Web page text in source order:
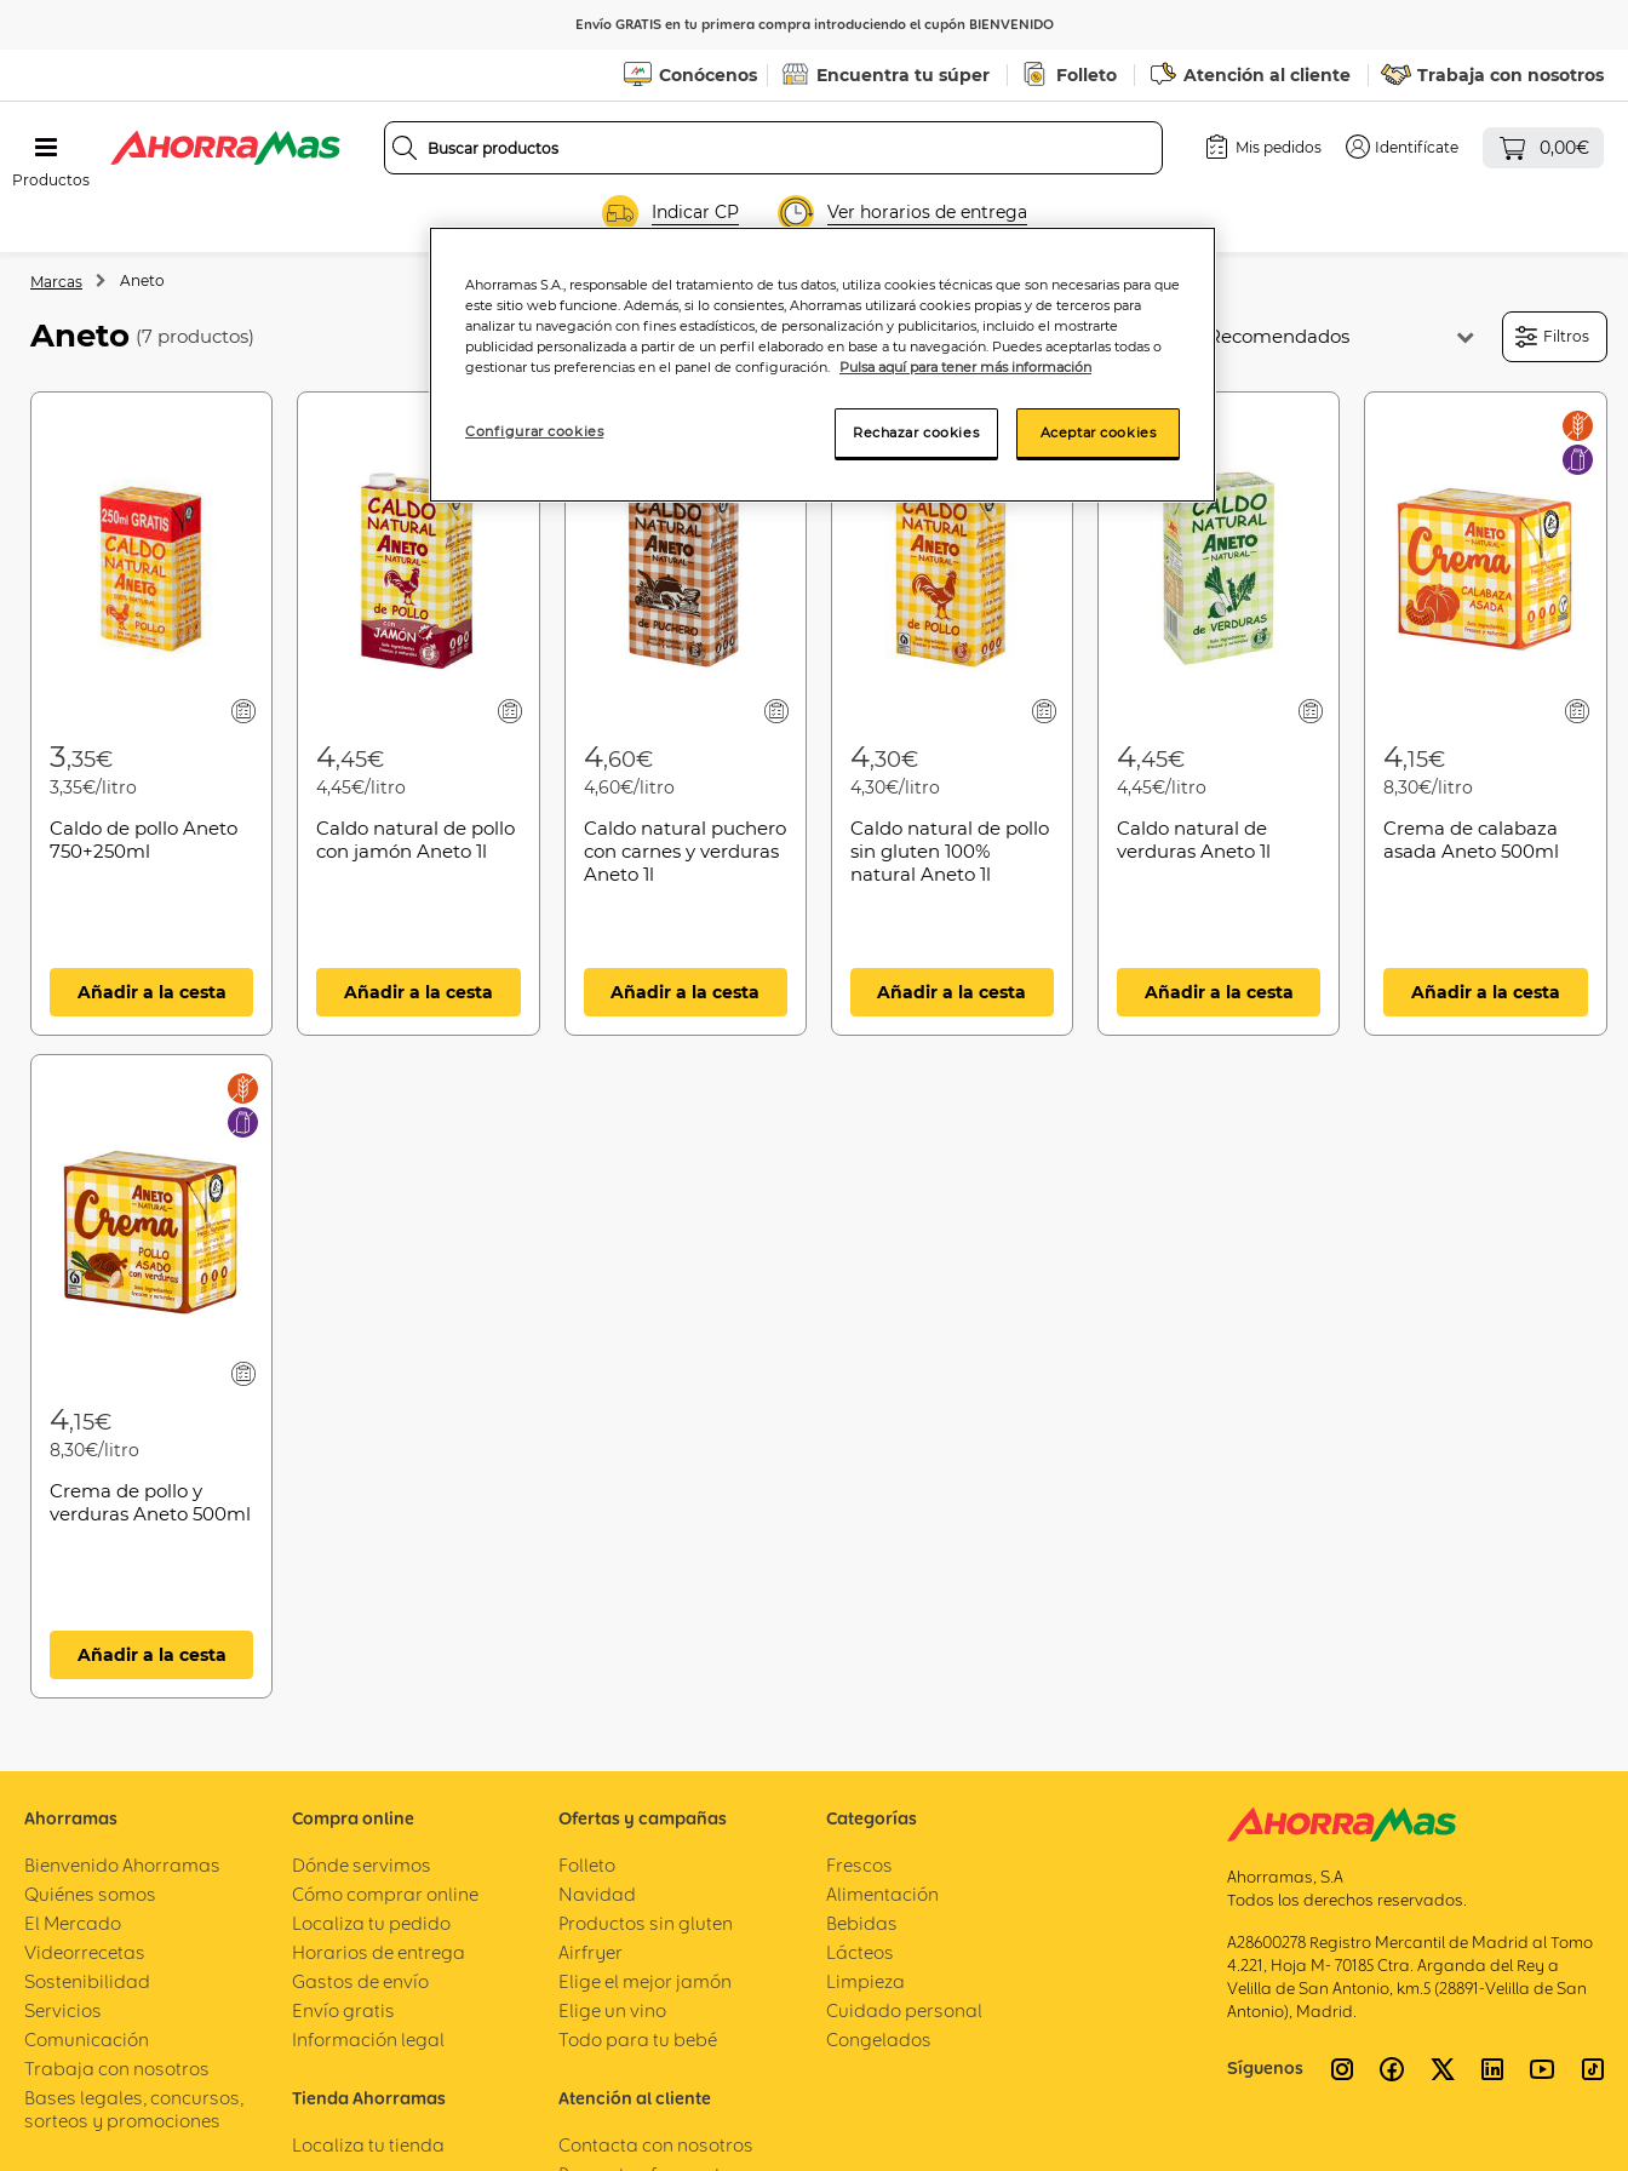
Envío GRATIS en tu primera compra introduciendo el cupón BIENVENIDO
Conócenos Encuentra tu súper Folleto Atención al cliente Trabaja con nosotros
Productos
Mis pedidos Identifícate 0,00€
Indicar CP Ver horarios de entrega
Marcas Aneto
Aneto (7 productos) Ordenar: Filtros
3,35€
3,35€/litro
Caldo de pollo Aneto
750+250ml
Añadir a la cesta
4,45€
4,45€/litro
Caldo natural de pollo
con jamón Aneto 1l
Añadir a la cesta
4,60€
4,60€/litro
Caldo natural puchero
con carnes y verduras
Aneto 1l
Añadir a la cesta
4,30€
4,30€/litro
Caldo natural de pollo
sin gluten 100%
natural Aneto 1l
Añadir a la cesta
4,45€
4,45€/litro
Caldo natural de
verduras Aneto 1l
Añadir a la cesta
4,15€
8,30€/litro
Crema de calabaza
asada Aneto 500ml
Añadir a la cesta
4,15€
8,30€/litro
Crema de pollo y
verduras Aneto 500ml
Añadir a la cesta
Ahorramas
Bienvenido Ahorramas
Quiénes somos
El Mercado
Videorrecetas
Sostenibilidad
Servicios
Comunicación
Trabaja con nosotros
Bases legales, concursos,
sorteos y promociones
Compra online
Dónde servimos
Cómo comprar online
Localiza tu pedido
Horarios de entrega
Gastos de envío
Envío gratis
Información legal
Tienda Ahorramas
Localiza tu tienda
Ofertas y campañas
Folleto
Navidad
Productos sin gluten
Airfryer
Elige el mejor jamón
Elige un vino
Todo para tu bebé
Atención al cliente
Contacta con nosotros
Categorías
Frescos
Alimentación
Bebidas
Lácteos
Limpieza
Cuidado personal
Congelados
Ahorramas, S.A
Todos los derechos reservados.
A28600278 Registro Mercantil de Madrid al Tomo
4.221, Hoja M- 70185 Ctra. Arganda del Rey a
Velilla de San Antonio, km.5 (28891-Velilla de San
Antonio), Madrid.
Síguenos
Ahorramas S.A., responsable del tratamiento de tus datos, utiliza cookies técnicas que son necesarias para que
este sitio web funcione. Además, si lo consientes, Ahorramas utilizará cookies propias y de terceros para
analizar tu navegación con fines estadísticos, de personalización y publicitarios, incluido el mostrarte
publicidad personalizada a partir de un perfil elaborado en base a tu navegación. Puedes aceptarlas todas o
gestionar tus preferencias en el panel de configuración.
Pulsa aquí para tener más información
Configurar cookies Rechazar cookies Aceptar cookies